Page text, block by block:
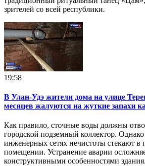
зрителей со всей республики.
19:58
В Улан-Удэ жители дома на улице
месяцев жалуются на жуткие запахи
Как правило, сточные воды должны
городской подземный коллектор. Однако
инженерных сетях нечистоты стекают в
помещении. Устранение аварии
конструктивными особенностями здания.